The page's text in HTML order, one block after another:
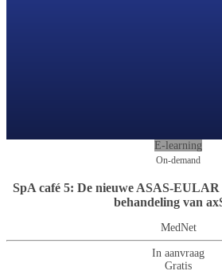
E-learning
On-demand
SpA café 5: De nieuwe ASAS-
behandeling van
MedNet
In aanvraag
Gratis